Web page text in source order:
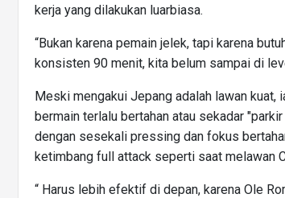
kerja yang dilakukan luarbiasa.
“Bukan karena pemain jelek, tapi karena
konsisten 90 menit, kita belum sampai di
Meski mengakui Jepang adalah lawan kuat,
bermain terlalu bertahan atau sekadar
dengan sesekali pressing dan fokus
ketimbang full attack seperti saat melawan
“ Harus lebih efektif di depan, karena Ole